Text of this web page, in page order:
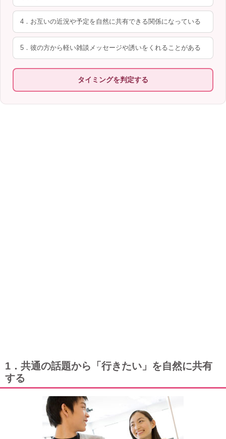
4．お互いの近況や予定を自然に共有できる関係になっている
5．彼の方から軽い雑談メッセージや誘いをくれることがある
タイミングを判定する
1．共通の話題から「行きたい」を自然に共有
する